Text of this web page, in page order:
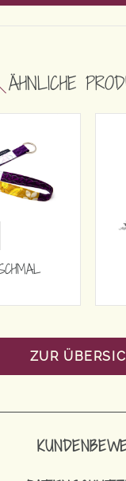
ÄHNLICHE
ZUR